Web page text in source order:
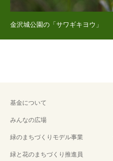
金沢城公園の「サワギキヨウ」
基金について
みんなの広場
緑のまちづくりモデル事業
緑と花のまちづくり推進員